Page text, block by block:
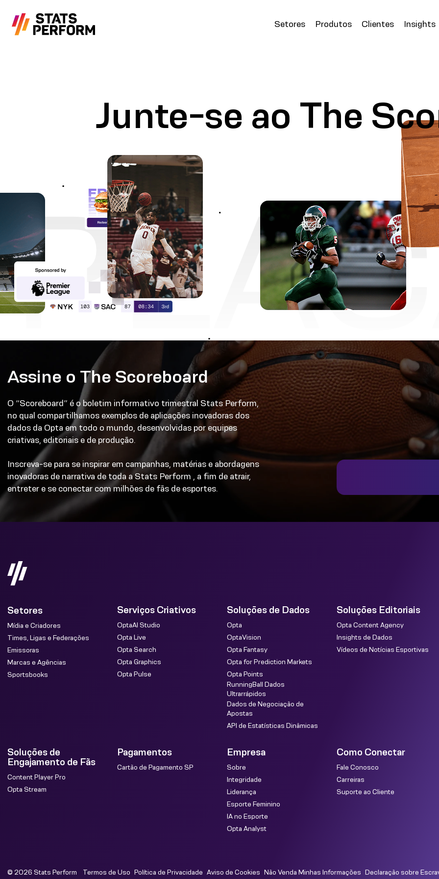
Setores
Produtos Clientes Insights
Junte-se ao The
Assine o The Scoreboard
O “Scoreboard” é o boletim informativo trimestral Stats Perform,
no qual compartilhamos exemplos de aplicações inovadoras dos
dados da Opta em todo o mundo, desenvolvidas por equipes
criativas, editoriais e de produção.
Inscreva-se para se inspirar em campanhas, matérias e abordagens
inovadoras de narrativa de toda a Stats Perform , a fim de atrair,
entreter e se conectar com milhões de fãs de esportes.
Setores
Mídia e Criadores
Times, Ligas e Federações
Emissoras
Marcas e Agências
Sportsbooks
Serviços Criativos
OptaAI Studio
Opta Live
Opta Search
Opta Graphics
Opta Pulse
Soluções de Dados
Opta
OptaVision
Opta Fantasy
Opta for Prediction Markets
Opta Points
RunningBall Dados
Ultrarrápidos
Dados de Negociação de
Apostas
API de Estatísticas Dinâmicas
Soluções Editoriais
Opta Content Agency
Insights de Dados
Vídeos de Notícias Esportivas
Soluções de
Engajamento de Fãs
Content Player Pro
Opta Stream
Pagamentos
Cartão de Pagamento SP
Empresa
Sobre
Integridade
Liderança
Esporte Feminino
IA no Esporte
Opta Analyst
Como Conectar
Fale Conosco
Carreiras
Suporte ao Cliente
© 2026 Stats Perform Termos de Uso Política de Privacidade Aviso de Cookies Não Venda Minhas Informações Declaração sobre